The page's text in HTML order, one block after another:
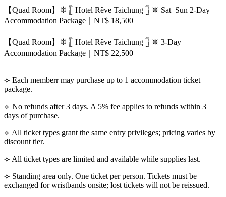
【Quad Room】𖤓 𓊈 Hotel Rêve Taichung 𓊉 𖤓 Sat–Sun 2-Day
Accommodation Package｜NT$ 18,500
【Quad Room】𖤓 𓊈 Hotel Rêve Taichung 𓊉 𖤓 3-Day
Accommodation Package｜NT$ 22,500
⟣ Each memberr may purchase up to 1 accommodation ticket
package.
⟣ No refunds after 3 days. A 5% fee applies to refunds within 3
days of purchase.
⟣ All ticket types grant the same entry privileges; pricing varies by
discount tier.
⟣ All ticket types are limited and available while supplies last.
⟣ Standing area only. One ticket per person. Tickets must be
exchanged for wristbands onsite; lost tickets will not be reissued.